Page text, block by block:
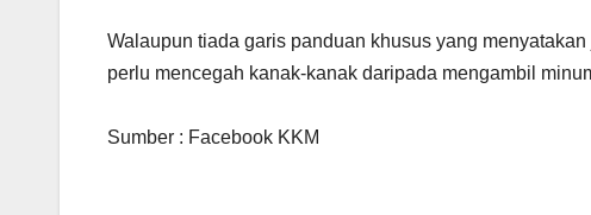
Walaupun tiada garis panduan khusus yang
perlu mencegah kanak-kanak daripada mengambil
Sumber : Facebook KKM